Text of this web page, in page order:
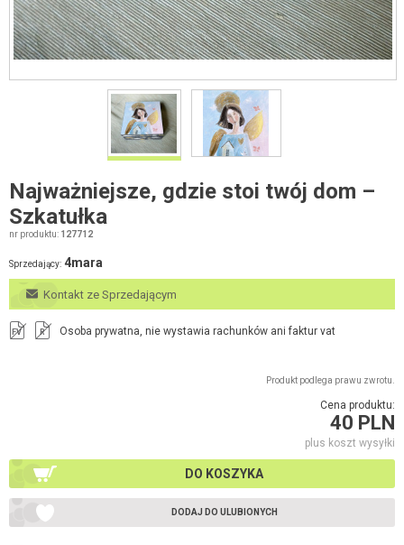
Najważniejsze, gdzie stoi twój dom –
Szkatułka
nr produktu: 127712
Sprzedający: 4mara
Kontakt ze Sprzedającym
FV R Osoba prywatna, nie wystawia rachunków ani faktur vat
Produkt podlega prawu zwrotu.
Cena produktu:
40 PLN
plus koszt wysyłki
DO KOSZYKA
DODAJ DO ULUBIONYCH